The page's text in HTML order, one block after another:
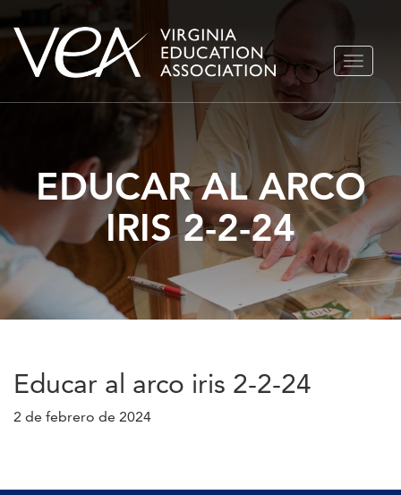
Ir
EDUCAR AL ARCO
IRIS 2-2-24
Educar al arco iris 2-2-24
2 de febrero de 2024